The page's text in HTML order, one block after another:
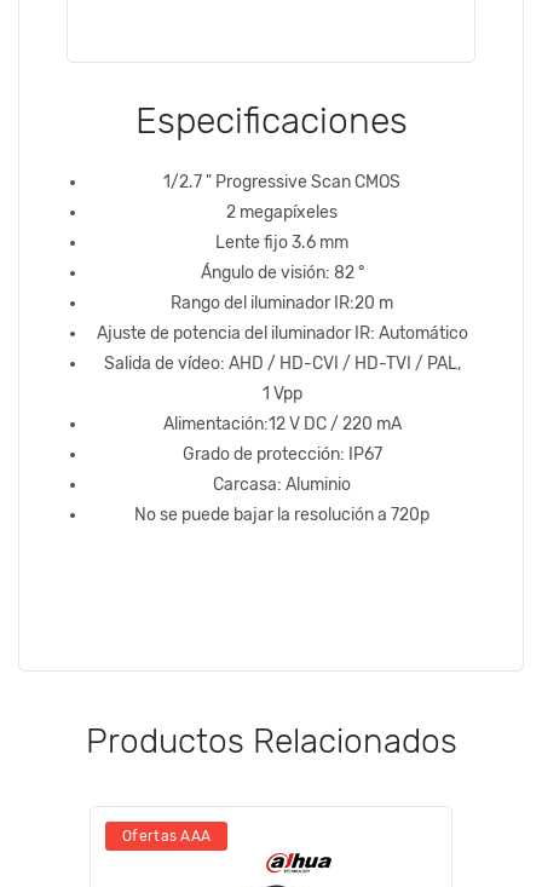
Especificaciones
1/2.7 " Progressive Scan CMOS
2 megapíxeles
Lente fijo 3.6 mm
Ángulo de visión: 82 °
Rango del iluminador IR:20 m
Ajuste de potencia del iluminador IR: Automático
Salida de vídeo: AHD / HD-CVI / HD-TVI / PAL,
1 Vpp
Alimentación:12 V DC / 220 mA
Grado de protección: IP67
Carcasa: Aluminio
No se puede bajar la resolución a 720p
Productos Relacionados
Ofertas AAA